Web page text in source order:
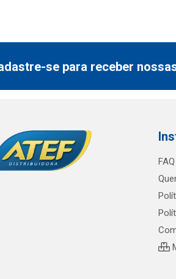
se para receber
FAQ